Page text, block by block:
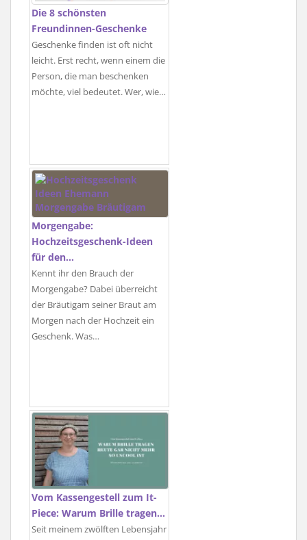
Die 8 schönsten
Freundinnen-Geschenke
Geschenke finden ist oft nicht
leicht. Erst recht, wenn einem die
Person, die man beschenken
möchte, viel bedeutet. Wer, wie…
Morgengabe:
Hochzeitsgeschenk-Ideen
für den…
Kennt ihr den Brauch der
Morgengabe? Dabei überreicht
der Bräutigam seiner Braut am
Morgen nach der Hochzeit ein
Geschenk. Was…
Vom Kassengestell zum It-
Piece: Warum Brille tragen…
Seit meinem zwölften Lebensjahr